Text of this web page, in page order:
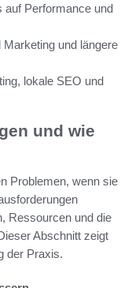
auf Performance und
und längere
lokale SEO und
und wie
Problemen, wenn sie
Ressourcen und die
Abschnitt zeigt
der Praxis.